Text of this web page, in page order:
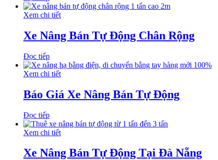
Xem chi tiết
Xe Nâng Bán Tự Động Chân Rộng
Đọc tiếp
Xem chi tiết
Báo Giá Xe Nâng Bán Tự Động
Đọc tiếp
Xem chi tiết
Xe Nâng Bán Tự Động Tại Đà Nẵng